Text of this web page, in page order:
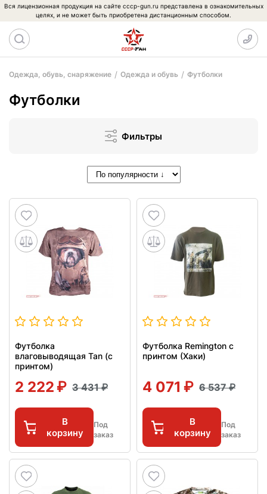
Вся лицензионная продукция на сайте cccp-gun.ru представлена в ознакомительных
целях, и не может быть приобретена дистанционным способом.
Одежда, обувь, снаряжение Одежда и обувь Футболки
Футболки
Фильтры
Футболка
влаговыводящая Tan (с
принтом)
2 222 3 431
В
корзину
Под
заказ
Футболка Remington с
принтом (Хаки)
4 071 6 537
В
корзину
Под
заказ